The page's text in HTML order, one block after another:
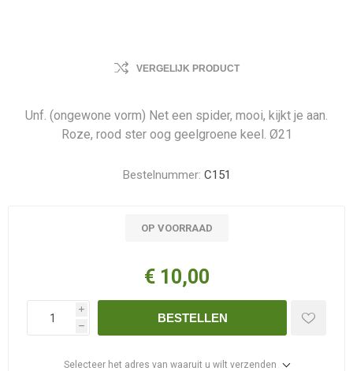
VERGELIJK PRODUCT
Unf. (ongewone vorm) Net een spider, mooi, kijkt je aan.
Roze, rood ster oog geelgroene keel. Ø21
Bestelnummer: C151
OP VOORRAAD
€ 10,00
i
h
BESTELLEN
Selecteer het adres van waaruit u wilt verzenden